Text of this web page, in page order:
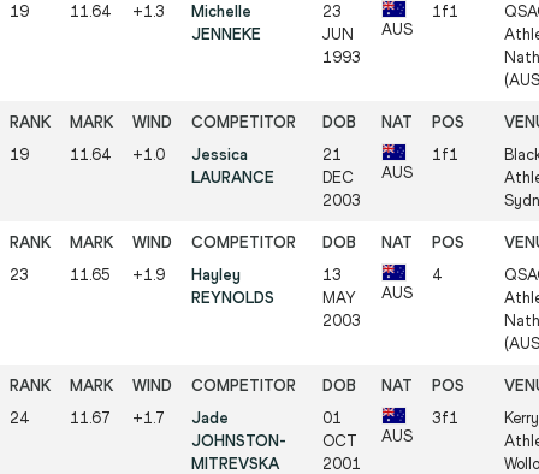
19 11.64 +1.3
Michelle
JENNEKE
23
JUN
1993
AUS
1f1
19 11.64 +1.0
Jessica
LAURANCE
21
DEC
2003
AUS
1f1
23 11.65 +1.9
Hayley
REYNOLDS
13
MAY
2003
AUS
4
24 11.67 +1.7
Jade
JOHNSTON-
MITREVSKA
01
OCT
2001
AUS
3f1